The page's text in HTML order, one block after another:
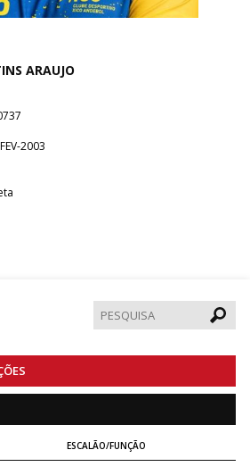
ARAUJO
2003
ESCALÃO/FUNÇÃO